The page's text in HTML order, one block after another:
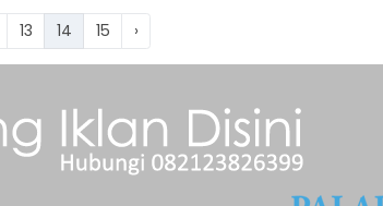
13 14 15 ›